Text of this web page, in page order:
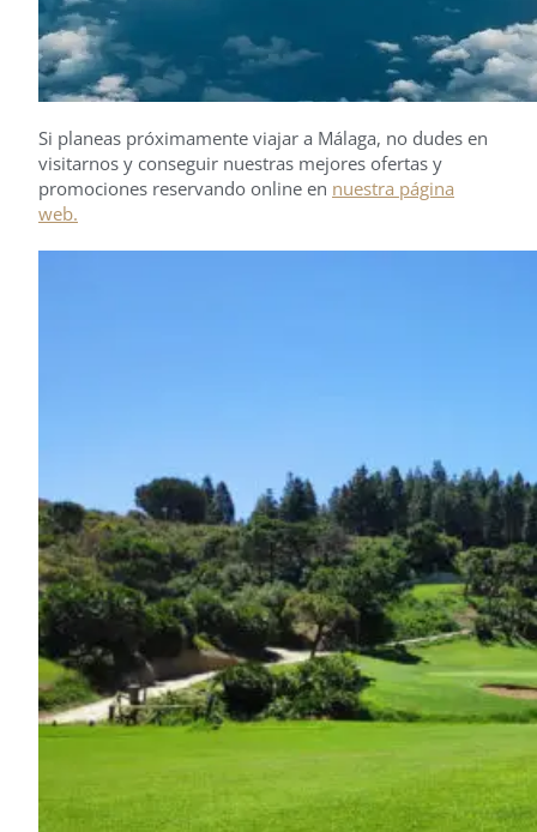
Si planeas próximamente viajar a Málaga, no dudes en
visitarnos y conseguir nuestras mejores ofertas y
promociones reservando online en nuestra página
web.